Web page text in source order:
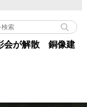
会が解散 銅像建